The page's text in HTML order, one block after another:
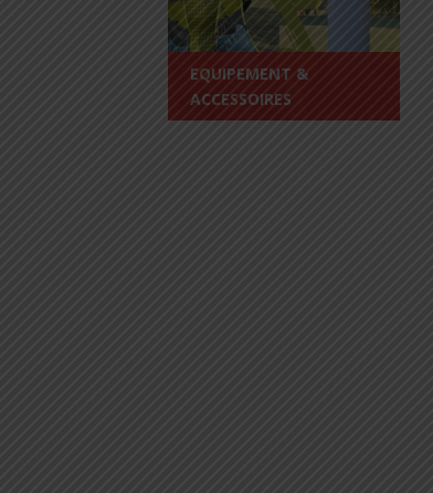
EQUIPEMENT &
ACCESSOIRES